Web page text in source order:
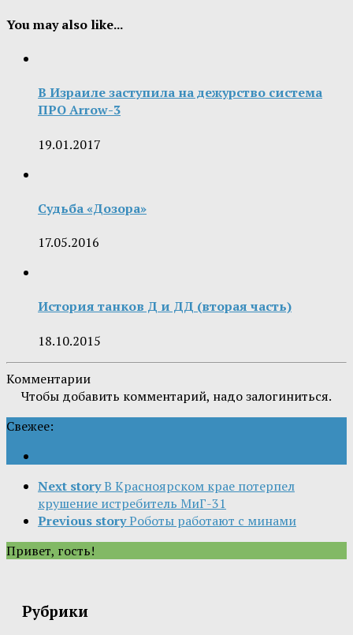
You may also like...
В Израиле заступила на дежурство система
ПРО Arrow-3
19.01.2017
Судьба «Дозора»
17.05.2016
История танков Д и ДД (вторая часть)
18.10.2015
Комментарии
Чтобы добавить комментарий, надо залогиниться.
Свежее:
Next storyВ Красноярском крае потерпел
крушение истребитель МиГ-31
Previous storyРоботы работают с минами
Привет, гость!
Рубрики